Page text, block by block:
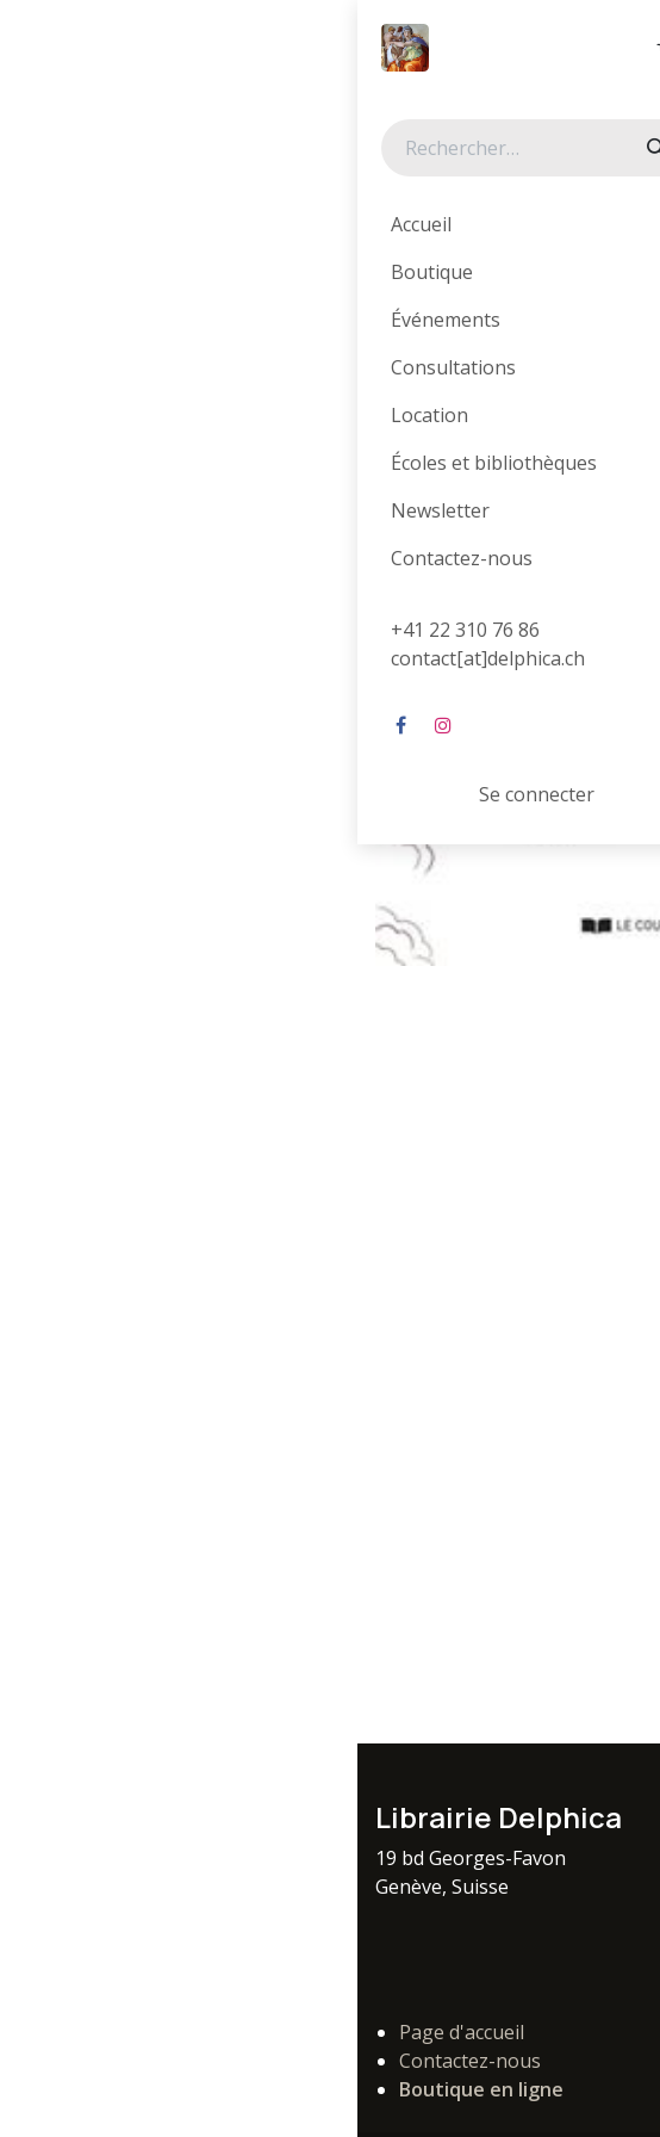
Accueil
Boutique
Événements
Consultations
Location
Écoles et bibliothèques
Newsletter
Contactez-nous
+41 22 310 76 86
contact[at]delphica.ch
Se connecter
Tous les produits
Librairie Delphica
19 bd Georges-Favon
Genève, Suisse
Page d'accueil
Contactez-nous
Boutique en ligne